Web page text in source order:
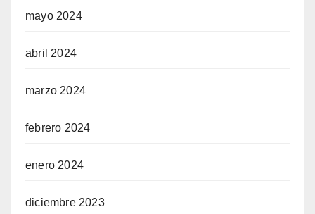
mayo 2024
abril 2024
marzo 2024
febrero 2024
enero 2024
diciembre 2023